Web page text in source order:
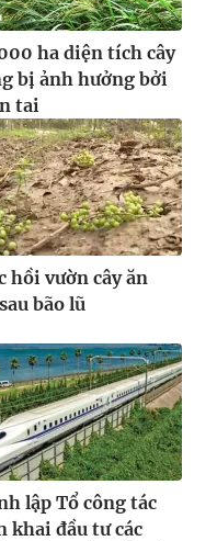
ha diện tích cây
bị ảnh hưởng bởi
tai
hồi vườn cây ăn
bão lũ
lập Tổ công tác
khai đầu tư các